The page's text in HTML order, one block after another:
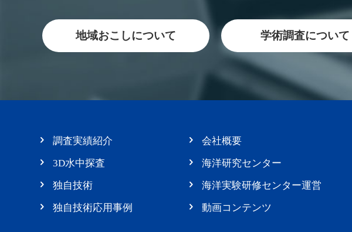
地域おこしについて 学術調査について
調査実績紹介
3D水中探査
独自技術
独自技術応用事例
会社概要
海洋研究センター
海洋実験研修センター運営
動画コンテンツ